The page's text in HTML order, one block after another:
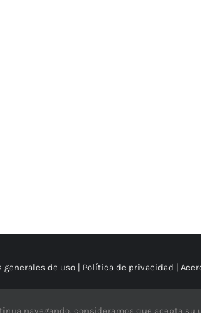
generales de uso| Política de privacidad |
navegando, consideramos que acepta su